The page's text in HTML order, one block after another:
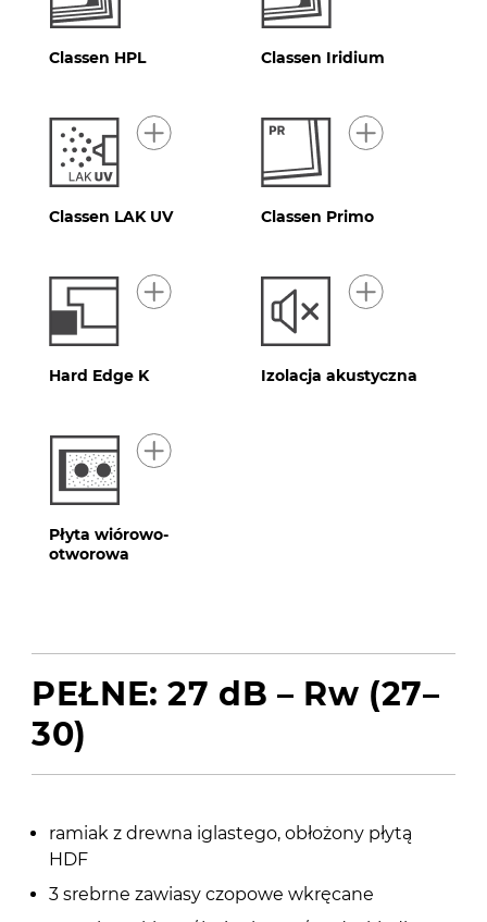
Classen HPL Classen Iridium
Classen LAK UV Classen Primo
Hard Edge K Izolacja akustyczna
Płyta wiórowo-
otworowa
PEŁNE: 27 dB – Rw (27–
30)
ramiak z drewna iglastego, obłożony płytą
HDF
3 srebrne zawiasy czopowe wkręcane